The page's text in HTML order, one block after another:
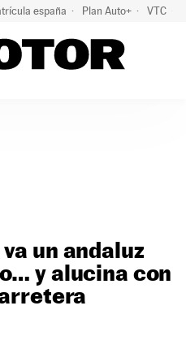
españa Plan Auto+ VTC
un andaluz
y alucina con